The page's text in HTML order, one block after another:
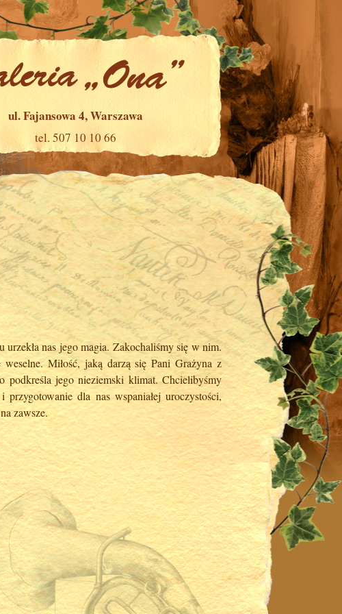
ul. Fajansowa 4, Warszawa
tel. 507 10 10 66
nas jego magia. Zakochaliśmy się w nim.
Miłość, jaką darzą się Pani Grażyna z
jego nieziemski klimat. Chcielibyśmy
dla nas wspaniałej uroczystości,
zawsze.